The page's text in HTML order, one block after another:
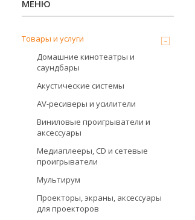
Товары и услуги
Домашние кинотеатры и
саундбары
Акустические системы
AV-ресиверы и усилители
Виниловые проигрыватели и
аксессуары
Медиаплееры, CD и сетевые
проигрыватели
Мультирум
Проекторы, экраны, аксессуары
для проекторов